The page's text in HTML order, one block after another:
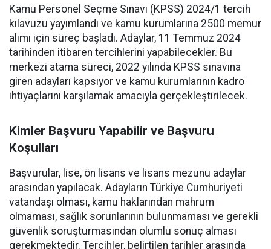
Kamu Personel Seçme Sınavı (KPSS) 2024/1 tercih
kılavuzu yayımlandı ve kamu kurumlarına 2500 memur
alımı için süreç başladı. Adaylar, 11 Temmuz 2024
tarihinden itibaren tercihlerini yapabilecekler. Bu
merkezi atama süreci, 2022 yılında KPSS sınavına
giren adayları kapsıyor ve kamu kurumlarının kadro
ihtiyaçlarını karşılamak amacıyla gerçekleştirilecek.
Kimler Başvuru Yapabilir ve Başvuru
Koşulları
Başvurular, lise, ön lisans ve lisans mezunu adaylar
arasından yapılacak. Adayların Türkiye Cumhuriyeti
vatandaşı olması, kamu haklarından mahrum
olmaması, sağlık sorunlarının bulunmaması ve gerekli
güvenlik soruşturmasından olumlu sonuç alması
gerekmektedir. Tercihler, belirtilen tarihler arasında